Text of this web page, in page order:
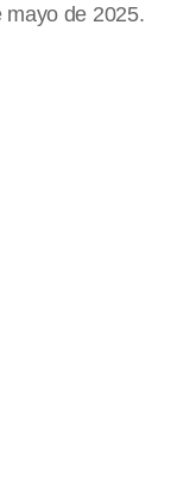
mayo de 2025.